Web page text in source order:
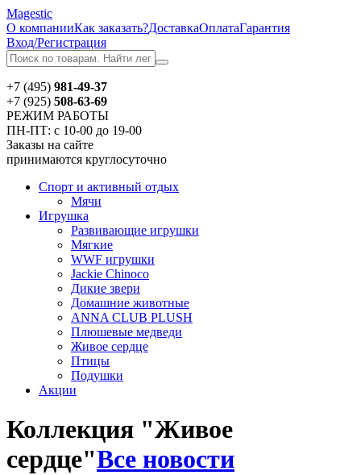
Magestic
О компанииКак заказать?ДоставкаОплатаГарантия
Вход/Регистрация
+7 (495) 981-49-37
+7 (925) 508-63-69
РЕЖИМ РАБОТЫ
ПН-ПТ: с 10-00 до 19-00
Заказы на сайте
принимаются круглосуточно
Спорт и активный отдых
Мячи
Игрушка
Развивающие игрушки
Мягкие
WWF игрушки
Jackie Chinoсo
Дикие звери
Домашние животные
ANNA CLUB PLUSH
Плюшевые медведи
Живое сердце
Птицы
Подушки
Акции
Коллекция "Живое
сердце"Все новости